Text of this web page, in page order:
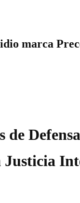
marca
Justicia